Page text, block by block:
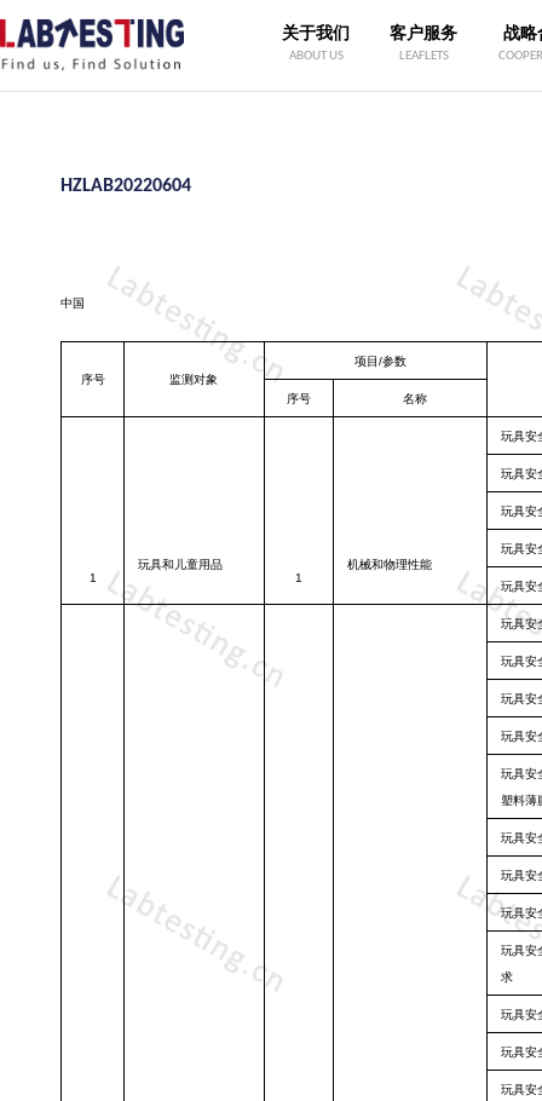
关于我们
ABOUT US
客户服务
LEAFLETS
战略
HZLAB20220604
中国
序号 监测对象
项目/参数
序号 名称
1
玩具和儿童用品
1
机械和物理性能
玩具安
玩具安
玩具安
玩具安
玩具安
玩具安
玩具安
玩具安
玩具安
玩具安
塑料薄
玩具安
玩具安
玩具安
玩具安
求
玩具安
玩具安
玩具安